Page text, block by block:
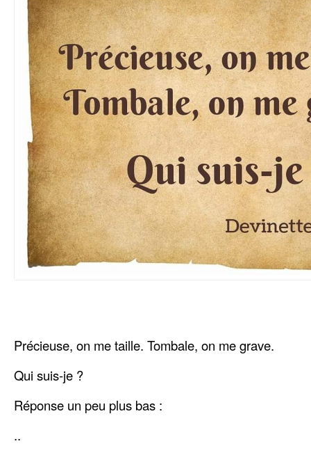
Précieuse, on me taille. Tombale, on me grave.
Qui suis-je ?
Réponse un peu plus bas :
..